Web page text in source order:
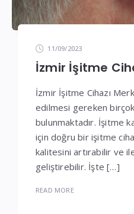
11/09/2023
İzmir İşitme
İzmir İşitme Cihazı
edilmesi gereken
bulunmaktadır. İşitme
için doğru bir işitme
kalitesini artırabilir ve
geliştirebilir. İşte […]
READ MORE